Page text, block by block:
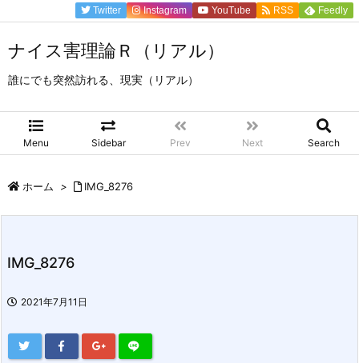
ナイス害理論Ｒ（リアル）
誰にでも突然訪れる、現実（リアル）
Menu Sidebar Prev Next Search
Twitter Instagram YouTube RSS Feedly
ホーム > IMG_8276
IMG_8276
2021年7月11日